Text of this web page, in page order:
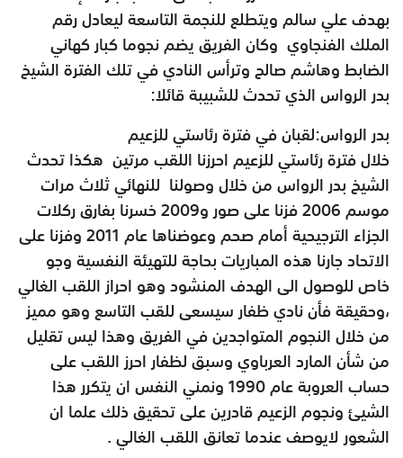
بهدف علي سالم ويتطلع للنجمة التاسعة ليعادل رقم
الملك الفنجاوي وكان الفريق يضم نجوما كبار كهاني
الضابط وهاشم صالح وترأس النادي في تلك الفترة الشيخ
بدر الرواس الذي تحدث للشبيبة قائلا:
بدر الرواس:لقبان في فترة رئاستي للزعيم
خلال فترة رئاستي للزعيم احرزنا اللقب مرتين هكذا تحدث
الشيخ بدر الرواس من خلال وصولنا للنهائي ثلاث مرات
موسم 2006 فزنا على صور و2009 خسرنا بفارق ركلات
الجزاء الترجيحية أمام صحم وعوضناها عام 2011 وفزنا على
الاتحاد جارنا هذه المباريات بحاجة للتهيئة النفسية وجو
خاص للوصول الى الهدف المنشود وهو احراز اللقب الغالي
،وحقيقة فأن نادي ظفار سيسعى للقب التاسع وهو مميز
من خلال النجوم المتواجدين في الفريق وهذا ليس تقليل
من شأن المارد العرباوي وسبق لظفار احرز اللقب على
حساب العروبة عام 1990 ونمني النفس ان يتكرر هذا
الشيئ ونجوم الزعيم قادرين على تحقيق ذلك علما ان
الشعور لايوصف عندما تعانق اللقب الغالي .